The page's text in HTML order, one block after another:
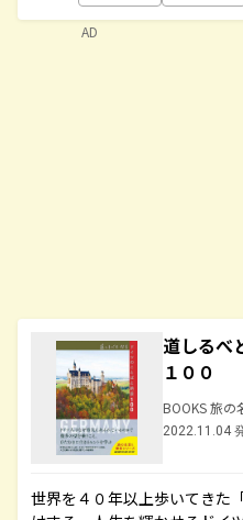
道しるべ
１００
BOOKS 旅の
2022.11.04
世界を４０年以上歩いてきた
AD